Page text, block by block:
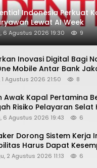
Indonesia Perkuat
Lewat AI Week
6 Agustus 2026 19:30 9
Inovasi Digital Bagi
Mobile Antar Bank
Excellence Awards
1 Agustus 2026 21:50 8
Awak Kapal Pertamina
Risiko Pelayaran Selat
6 Agustus 2026 19:43 6
Dorong Sistem Kerja
Harus Dapat
2 Agustus 2026 11:13 6